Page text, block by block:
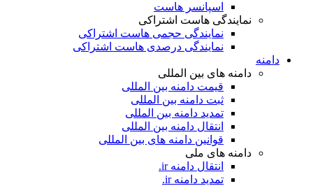
اسپانسر هاست
نمایندگی هاست اشتراکی
نمایندگی حجمی هاست اشتراکی
نمایندگی درصدی هاست اشتراکی
دامنه
دامنه های بین المللی
قیمت دامنه بین المللی
ثبت دامنه بین المللی
تمدید دامنه بین المللی
انتقال دامنه بین المللی
قوانین دامنه های بین المللی
دامنه های ملی
انتقال دامنه ir.
تمدید دامنه ir.